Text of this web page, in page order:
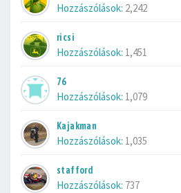
Hozzászólások: 2,242
ricsi
Hozzászólások: 1,451
76
Hozzászólások: 1,079
Kajakman
Hozzászólások: 1,035
stafford
Hozzászólások: 737